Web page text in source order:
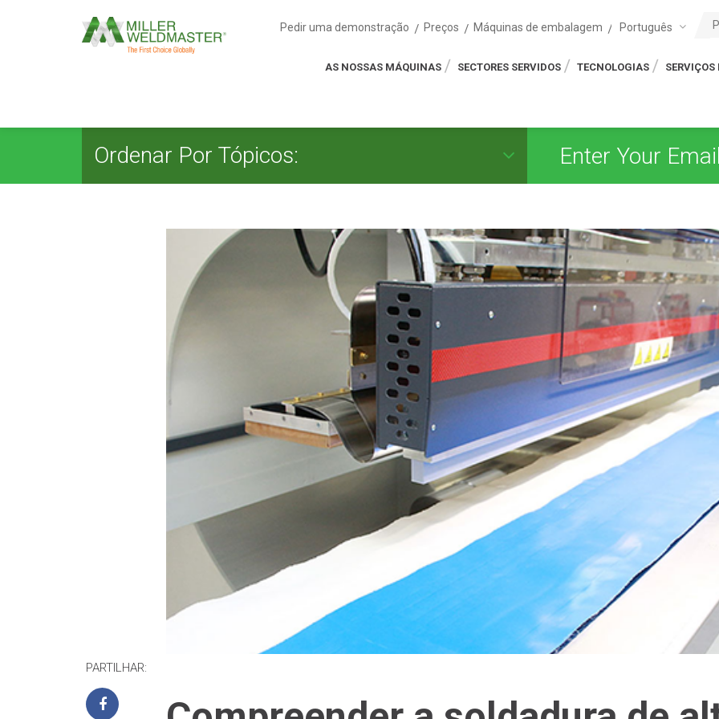
Pedir uma demonstração Preços Máquinas de embalagem Português
AS NOSSAS MÁQUINAS SECTORES SERVIDOS TECNOLOGIAS SERVIÇOS
Ordenar Por Tópicos:
PARTILHAR: